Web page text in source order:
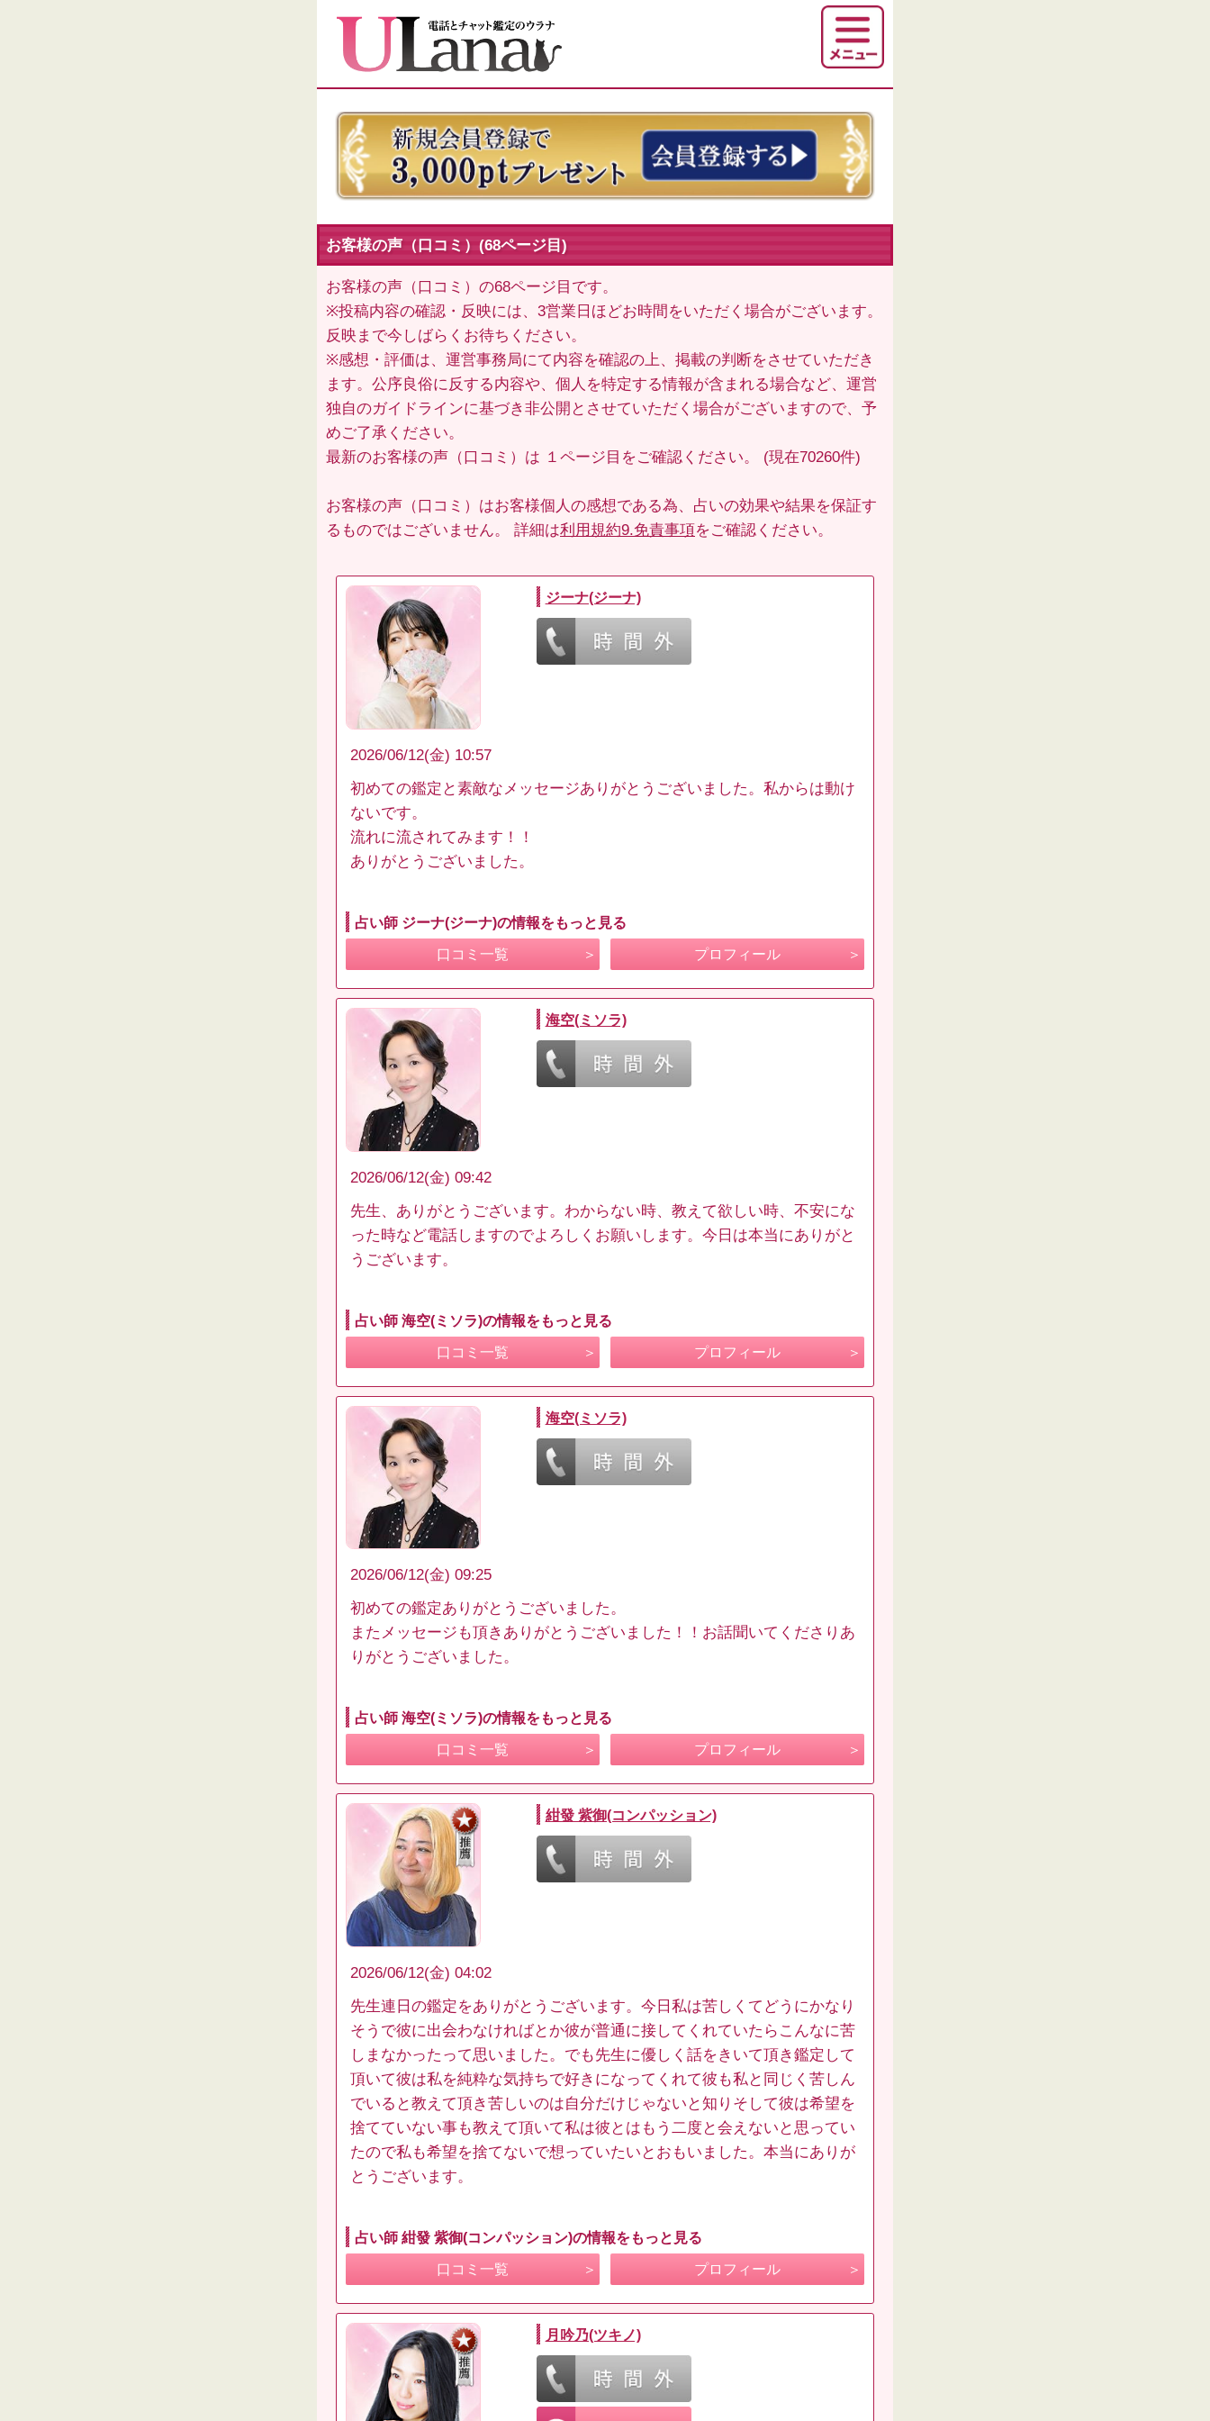
お客様の声（口コミ）(68ページ目)
お客様の声（口コミ）の68ページ目です。
※投稿内容の確認・反映には、3営業日ほどお時間をいただく場合がございます。
反映まで今しばらくお待ちください。
※感想・評価は、運営事務局にて内容を確認の上、掲載の判断をさせていただき
ます。公序良俗に反する内容や、個人を特定する情報が含まれる場合など、運営
独自のガイドラインに基づき非公開とさせていただく場合がございますので、予
めご了承ください。
最新のお客様の声（口コミ）は １ページ目 をご確認ください。 (現在70260件)
お客様の声（口コミ）はお客様個人の感想である為、占いの効果や結果を保証す
るものではございません。 詳細は利用規約9.免責事項をご確認ください。
ジーナ(ジーナ)
2026/06/12(金) 10:57
初めての鑑定と素敵なメッセージありがとうございました。私からは動け
ないです。
流れに流されてみます！！
ありがとうございました。
占い師 ジーナ(ジーナ)の情報をもっと見る
口コミ一覧 プロフィール
海空(ミソラ)
2026/06/12(金) 09:42
先生、ありがとうございます。わからない時、教えて欲しい時、不安にな
った時など電話しますのでよろしくお願いします。今日は本当にありがと
うございます。
占い師 海空(ミソラ)の情報をもっと見る
口コミ一覧 プロフィール
海空(ミソラ)
2026/06/12(金) 09:25
初めての鑑定ありがとうございました。
またメッセージも頂きありがとうございました！！お話聞いてくださりあ
りがとうございました。
占い師 海空(ミソラ)の情報をもっと見る
口コミ一覧 プロフィール
紺發 紫御(コンパッション)
2026/06/12(金) 04:02
先生連日の鑑定をありがとうございます。今日私は苦しくてどうにかなり
そうで彼に出会わなければとか彼が普通に接してくれていたらこんなに苦
しまなかったって思いました。でも先生に優しく話をきいて頂き鑑定して
頂いて彼は私を純粋な気持ちで好きになってくれて彼も私と同じく苦しん
でいると教えて頂き苦しいのは自分だけじゃないと知りそして彼は希望を
捨てていない事も教えて頂いて私は彼とはもう二度と会えないと思ってい
たので私も希望を捨てないで想っていたいとおもいました。本当にありが
とうございます。
占い師 紺發 紫御(コンパッション)の情報をもっと見る
口コミ一覧 プロフィール
月吟乃(ツキノ)